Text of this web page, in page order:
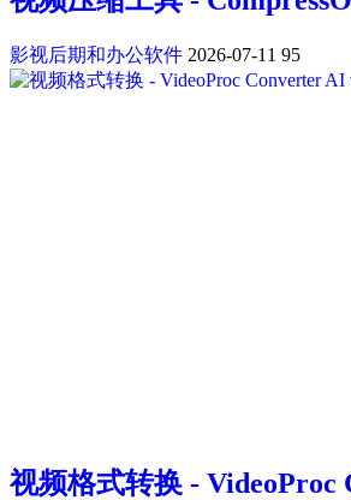
影视后期和办公软件 2026-07-11 95
视频格式转换 - VideoProc